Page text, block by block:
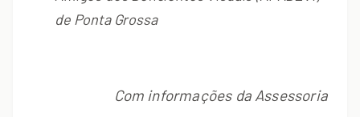
de Ponta Grossa
Com informações da Assessoria